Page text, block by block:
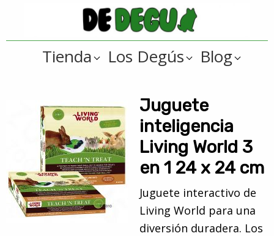
la
navegación
contenido
principal
De
Tienda
online
regalos
para
degús
??
Tienda Los Degús Blog
Juguete
inteligencia
Living World 3
en 1 24 x 24 cm
Juguete interactivo de
Living World para una
diversión duradera. Los